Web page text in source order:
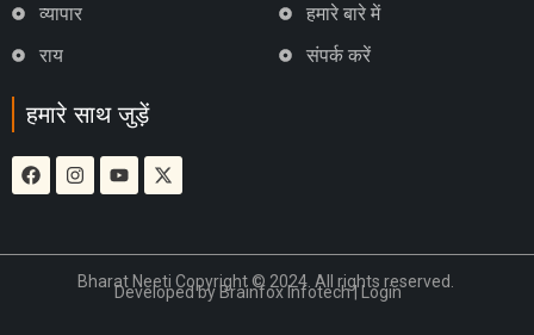
व्यापार
राय
हमारे बारे में
संपर्क करें
हमारे साथ जुड़ें
Bharat Neeti Copyright © 2024. All rights reserved.
Developed by Brainfox Infotech| Login